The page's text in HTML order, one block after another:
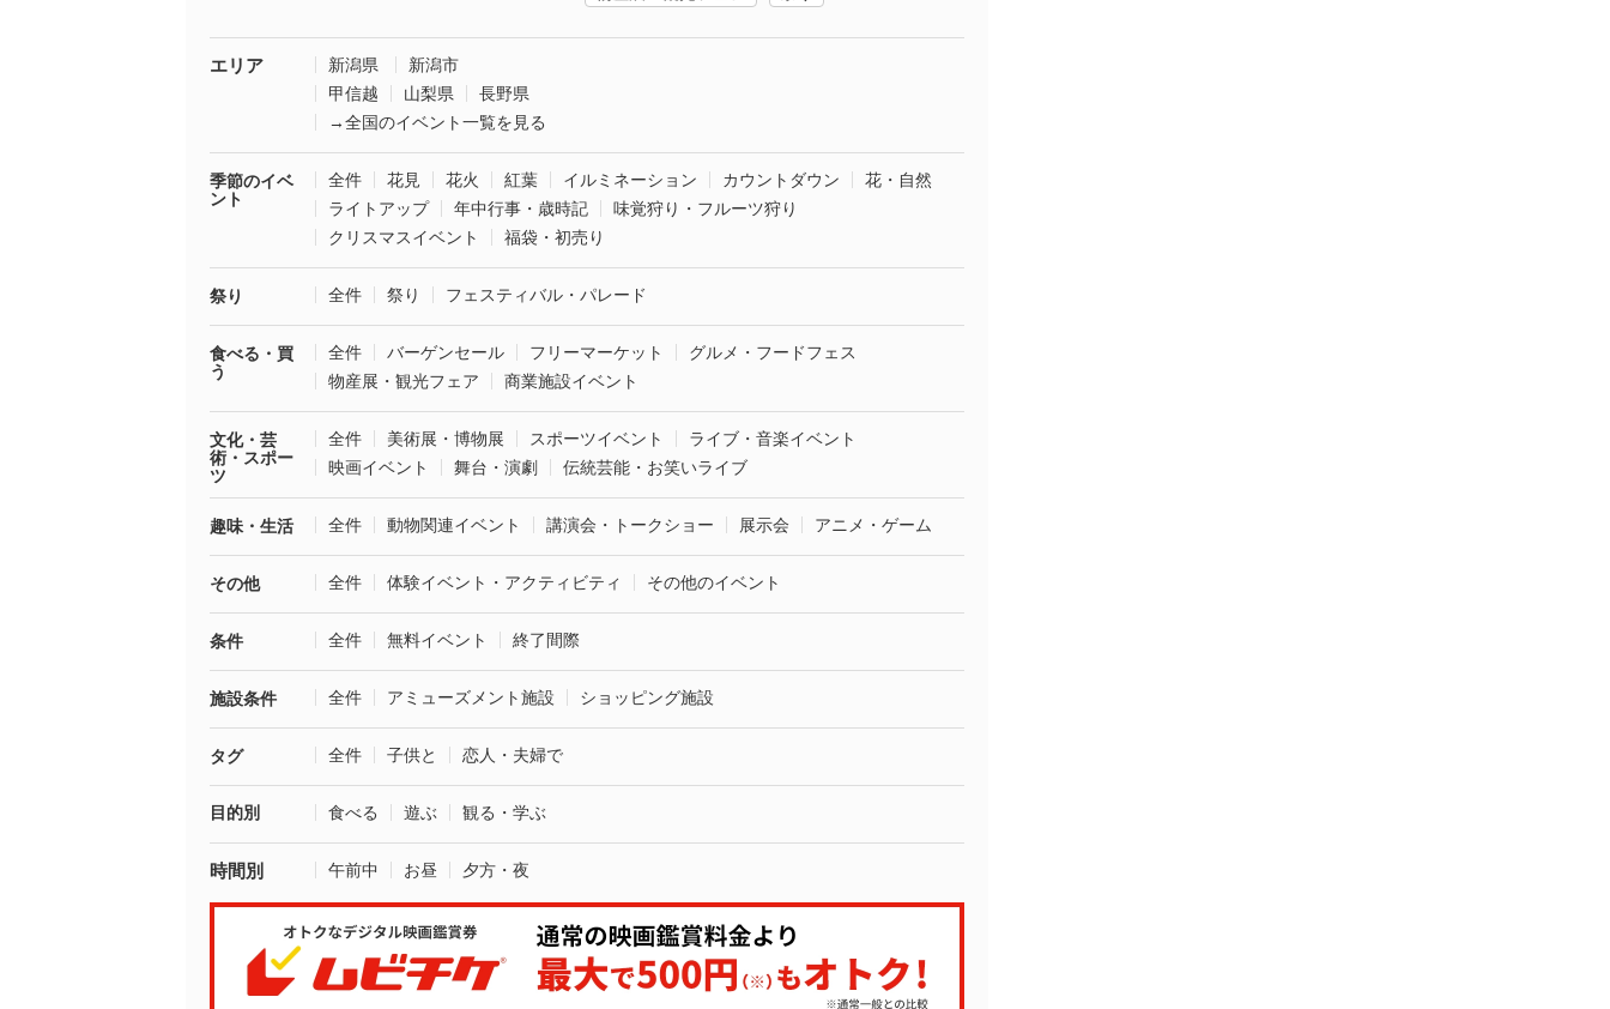
エリア 新潟県
新潟市
甲信越
山梨県
長野県
→全国のイベント一覧を見る
季節のイベ
ント
全件 花見 花火 紅葉 イルミネーション カウントダウン
花・自然
ライトアップ
年中行事・歳時記
味覚狩り・フルーツ狩り
クリスマスイベント
福袋・初売り
祭り 全件 祭り フェスティバル・パレード
食べる・買
う
全件 バーゲンセール フリーマーケット
グルメ・フードフェス
物産展・観光フェア
商業施設イベント
文化・芸
術・スポー
ツ
全件 美術展・博物展 スポーツイベント
ライブ・音楽イベント
映画イベント
舞台・演劇 伝統芸能・お笑いライブ
趣味・生活 全件 動物関連イベント 講演会・トークショー 展示会 アニメ・ゲーム
その他 全件 体験イベント・アクティビティ その他のイベント
条件 全件 無料イベント 終了間際
施設条件 全件 アミューズメント施設 ショッピング施設
タグ 全件 子供と 恋人・夫婦で
目的別 食べる 遊ぶ 観る・学ぶ
時間別 午前中 お昼 夕方・夜